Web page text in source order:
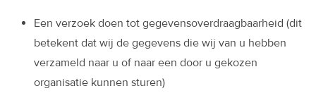
Een verzoek doen tot gegevensoverdraagbaarheid (dit
betekent dat wij de gegevens die wij van u hebben
verzameld naar u of naar een door u gekozen
organisatie kunnen sturen)